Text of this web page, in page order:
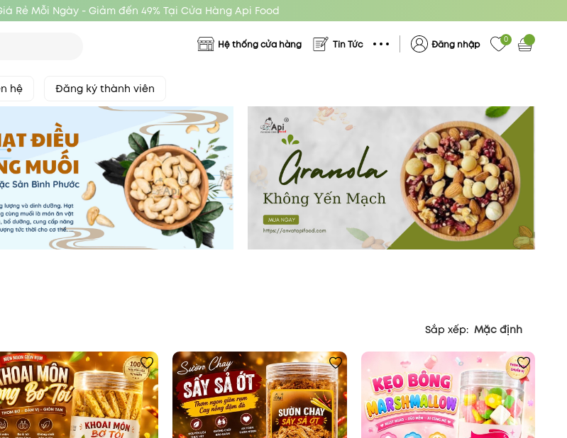
Rẻ Mỗi Ngày - Giảm đến 49% Tại Cửa Hàng Api Food
Hệ thống cửa hàng Tin Tức Đăng nhập 0
hệ Đăng ký thành viên
Sắp xếp: Mặc định